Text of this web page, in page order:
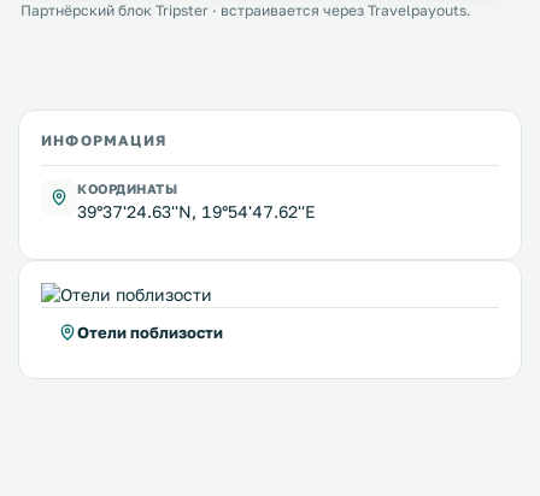
Партнёрский блок Tripster · встраивается через Travelpayouts.
ИНФОРМАЦИЯ
КООРДИНАТЫ
39°37'24.63''N, 19°54'47.62''E
Отели поблизости